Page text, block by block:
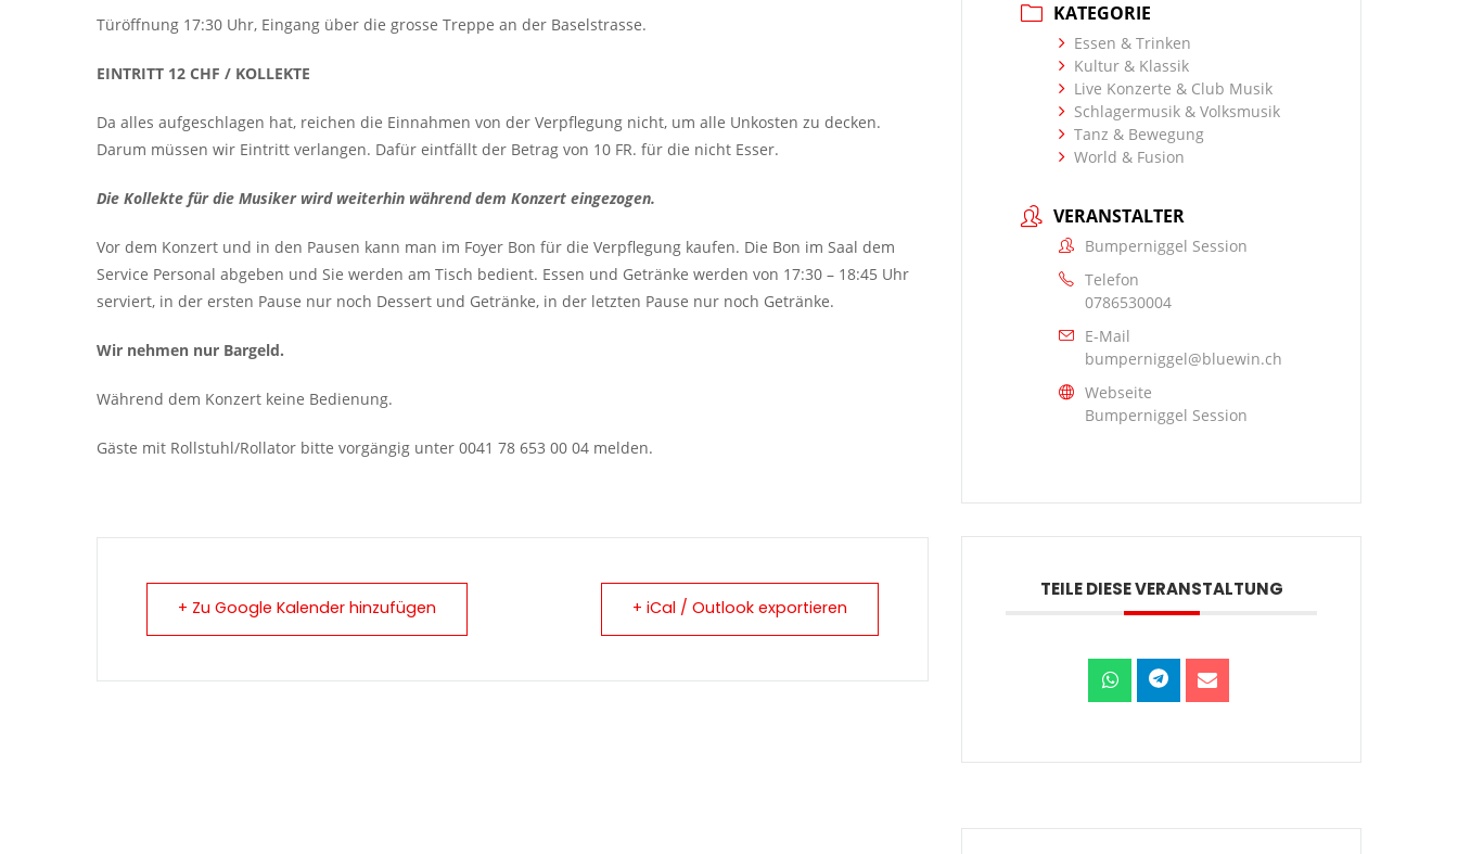
Türöffnung 17:30 Uhr, Eingang über die grosse Treppe an der Baselstrasse.
EINTRITT 12 CHF / KOLLEKTE
Da alles aufgeschlagen hat, reichen die Einnahmen von der Verpflegung nicht, um alle Unkosten zu decken.
Darum müssen wir Eintritt verlangen. Dafür eintfällt der Betrag von 10 FR. für die nicht Esser.
Die Kollekte für die Musiker wird weiterhin während dem Konzert eingezogen.
Vor dem Konzert und in den Pausen kann man im Foyer Bon für die Verpflegung kaufen. Die Bon im Saal dem
Service Personal abgeben und Sie werden am Tisch bedient. Essen und Getränke werden von 17:30 – 18:45 Uhr
serviert, in der ersten Pause nur noch Dessert und Getränke, in der letzten Pause nur noch Getränke.
Wir nehmen nur Bargeld.
Während dem Konzert keine Bedienung.
Gäste mit Rollstuhl/Rollator bitte vorgängig unter 0041 78 653 00 04 melden.
+ Zu Google Kalender hinzufügen + iCal / Outlook exportieren
KATEGORIE
Essen & Trinken
Kultur & Klassik
Live Konzerte & Club Musik
Schlagermusik & Volksmusik
Tanz & Bewegung
World & Fusion
VERANSTALTER
Bumperniggel Session
Telefon
0786530004
E-Mail
bumperniggel@bluewin.ch
Webseite
Bumperniggel Session
TEILE DIESE VERANSTALTUNG